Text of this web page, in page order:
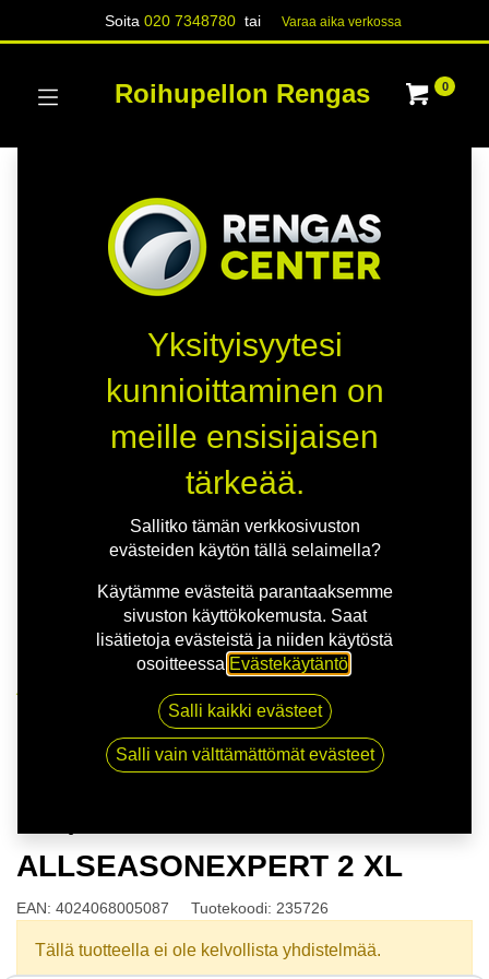
Soita020 7348780 tai Varaa aika verk​​​​ossa
Roihupellon Rengas 0
175/55R15 77T UNIROYAL ALLSEASONEXPERT 2
ALLSEASONEXPERT 2 XL
EAN: 4024068005087 Tuotekoodi: 235726
Tällä tuotteella ei ole kelvollista yhdistelmää.
Yksityisyytesi
kunnioittaminen on
meille ensisijaisen
tärkeää.
Sallitko tämän verkkosivuston
evästeiden käytön tällä selaimella?
Käytämme evästeitä parantaaksemme
sivuston käyttökokemusta. Saat
lisätietoja evästeistä ja niiden käytöstä
osoitteessa Evästekäytäntö
Salli kaikki evästeet
Salli vain välttämättömät evästeet